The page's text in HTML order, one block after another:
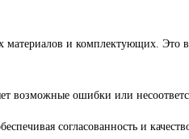
и комплектующих. Это
ошибки или
согласованность и